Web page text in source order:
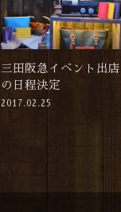
三田阪急イベント出店
の日程決定
2017.02.25